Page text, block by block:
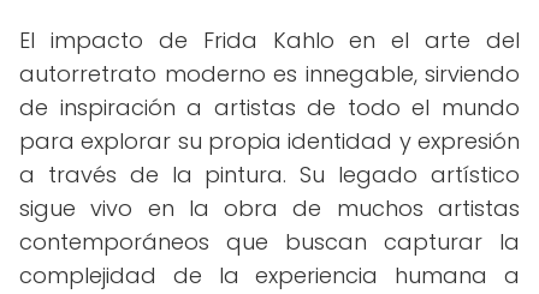
El impacto de Frida Kahlo en el arte del
autorretrato moderno es innegable, sirviendo
de inspiración a artistas de todo el mundo
para explorar su propia identidad y expresión
a través de la pintura. Su legado artístico
sigue vivo en la obra de muchos artistas
contemporáneos que buscan capturar la
complejidad de la experiencia humana a